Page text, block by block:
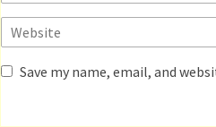
Save my name, email, and